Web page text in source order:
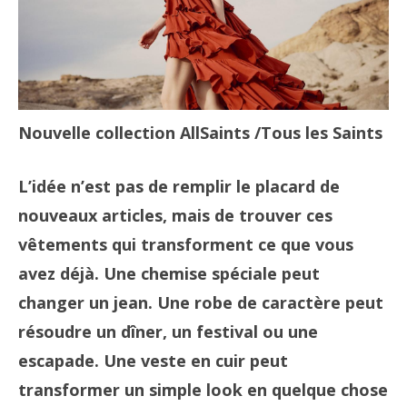
Nouvelle collection AllSaints /Tous les Saints
L’idée n’est pas de remplir le placard de
nouveaux articles, mais de trouver ces
vêtements qui transforment ce que vous
avez déjà. Une chemise spéciale peut
changer un jean. Une robe de caractère peut
résoudre un dîner, un festival ou une
escapade. Une veste en cuir peut
transformer un simple look en quelque chose